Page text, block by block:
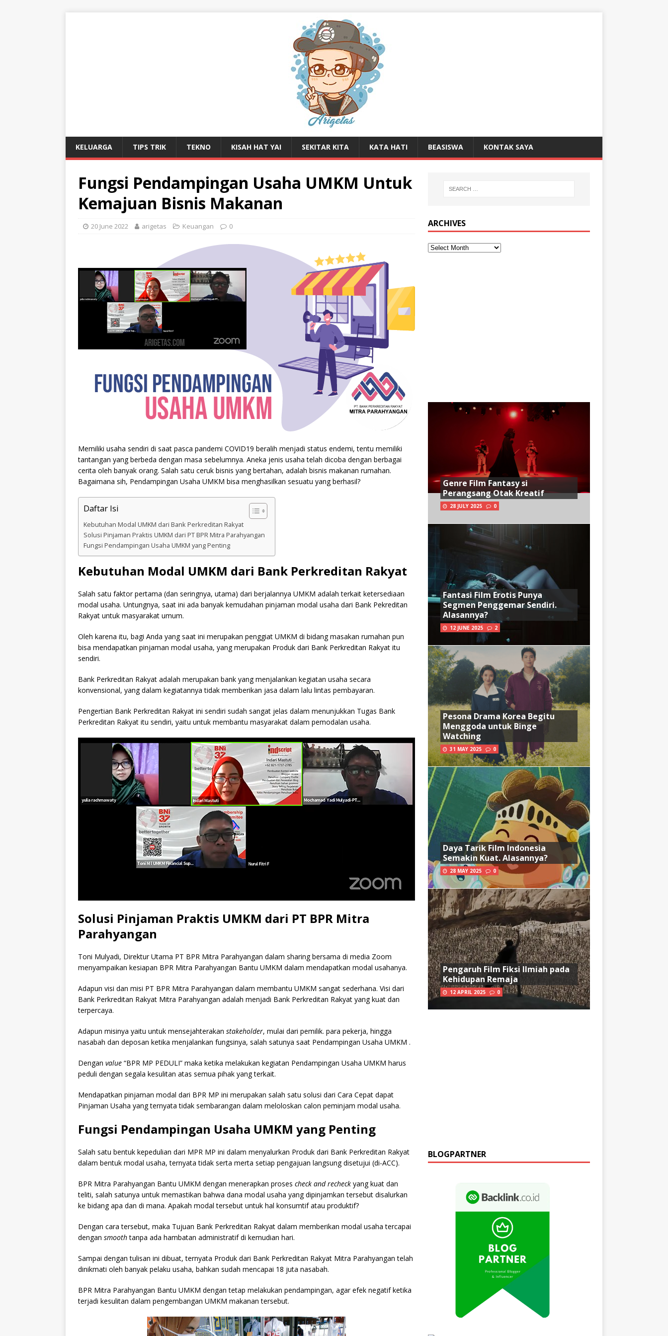
KELUARGA TIPS TRIK TEKNO KISAH HAT YAI SEKITAR KITA KATA HATI BEASISWA KONTAK SAYA
Fungsi Pendampingan Usaha UMKM Untuk
Kemajuan Bisnis Makanan
20 June 2022 arigetas Keuangan 0
Memiliki usaha sendiri di saat pasca pandemi COVID19 beralih menjadi status endemi, tentu memiliki
tantangan yang berbeda dengan masa sebelumnya. Aneka jenis usaha telah dicoba dengan berbagai
cerita oleh banyak orang. Salah satu ceruk bisnis yang bertahan, adalah bisnis makanan rumahan.
Bagaimana sih, Pendampingan Usaha UMKM bisa menghasilkan sesuatu yang berhasil?
Daftar Isi
Kebutuhan Modal UMKM dari Bank Perkreditan Rakyat
Solusi Pinjaman Praktis UMKM dari PT BPR Mitra Parahyangan
Fungsi Pendampingan Usaha UMKM yang Penting
Kebutuhan Modal UMKM dari Bank Perkreditan Rakyat
Salah satu faktor pertama (dan seringnya, utama) dari berjalannya UMKM adalah terkait ketersediaan
modal usaha. Untungnya, saat ini ada banyak kemudahan pinjaman modal usaha dari Bank Pekreditan
Rakyat untuk masyarakat umum.
Oleh karena itu, bagi Anda yang saat ini merupakan penggiat UMKM di bidang masakan rumahan pun
bisa mendapatkan pinjaman modal usaha, yang merupakan Produk dari Bank Perkreditan Rakyat itu
sendiri.
Bank Perkreditan Rakyat adalah merupakan bank yang menjalankan kegiatan usaha secara
konvensional, yang dalam kegiatannya tidak memberikan jasa dalam lalu lintas pembayaran.
Pengertian Bank Perkreditan Rakyat ini sendiri sudah sangat jelas dalam menunjukkan Tugas Bank
Perkreditan Rakyat itu sendiri, yaitu untuk membantu masyarakat dalam pemodalan usaha.
Solusi Pinjaman Praktis UMKM dari PT BPR Mitra
Parahyangan
Toni Mulyadi, Direktur Utama PT BPR Mitra Parahyangan dalam sharing bersama di media Zoom
menyampaikan kesiapan BPR Mitra Parahyangan Bantu UMKM dalam mendapatkan modal usahanya.
Adapun visi dan misi PT BPR Mitra Parahyangan dalam membantu UMKM sangat sederhana. Visi dari
Bank Perkreditan Rakyat Mitra Parahyangan adalah menjadi Bank Perkreditan Rakyat yang kuat dan
terpercaya.
Adapun misinya yaitu untuk mensejahterakan stakeholder, mulai dari pemilik. para pekerja, hingga
nasabah dan deposan ketika menjalankan fungsinya, salah satunya saat Pendampingan Usaha UMKM .
Dengan value “BPR MP PEDULI” maka ketika melakukan kegiatan Pendampingan Usaha UMKM harus
peduli dengan segala kesulitan atas semua pihak yang terkait.
Mendapatkan pinjaman modal dari BPR MP ini merupakan salah satu solusi dari Cara Cepat dapat
Pinjaman Usaha yang ternyata tidak sembarangan dalam meloloskan calon peminjam modal usaha.
Fungsi Pendampingan Usaha UMKM yang Penting
Salah satu bentuk kepedulian dari MPR MP ini dalam menyalurkan Produk dari Bank Perkreditan Rakyat
dalam bentuk modal usaha, ternyata tidak serta merta setiap pengajuan langsung disetujui (di-ACC).
BPR Mitra Parahyangan Bantu UMKM dengan menerapkan proses check and recheck yang kuat dan
teliti, salah satunya untuk memastikan bahwa dana modal usaha yang dipinjamkan tersebut disalurkan
ke bidang apa dan di mana. Apakah modal tersebut untuk hal konsumtif atau produktif?
Dengan cara tersebut, maka Tujuan Bank Perkreditan Rakyat dalam memberikan modal usaha tercapai
dengan smoothtanpa ada hambatan administratif di kemudian hari.
Sampai dengan tulisan ini dibuat, ternyata Produk dari Bank Perkreditan Rakyat Mitra Parahyangan telah
dinikmati oleh banyak pelaku usaha, bahkan sudah mencapai 18 juta nasabah.
BPR Mitra Parahyangan Bantu UMKM dengan tetap melakukan pendampingan, agar efek negatif ketika
terjadi kesulitan dalam pengembangan UMKM makanan tersebut.
ARCHIVES
Genre Film Fantasy si
Perangsang Otak Kreatif
28 JULY 2025 0
Fantasi Film Erotis Punya
Segmen Penggemar Sendiri.
Alasannya?
12 JUNE 2025 2
Pesona Drama Korea Begitu
Menggoda untuk Binge
Watching
31 MAY 2025 0
Daya Tarik Film Indonesia
Semakin Kuat. Alasannya?
28 MAY 2025 0
Pengaruh Film Fiksi Ilmiah pada
Kehidupan Remaja
12 APRIL 2025 0
BLOGPARTNER